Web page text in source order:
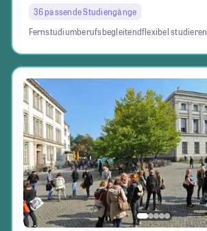
36 passende Studiengänge
Fernstudiumberufsbegleitendflexibel studieren